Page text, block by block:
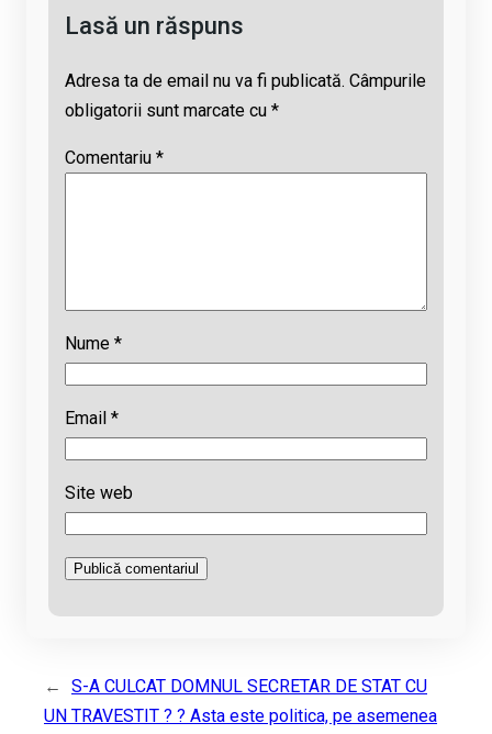
Lasă un răspuns
Adresa ta de email nu va fi publicată. Câmpurile
obligatorii sunt marcate cu *
Comentariu *
Nume *
Email *
Site web
←
S-A CULCAT DOMNUL SECRETAR DE STAT CU
UN TRAVESTIT ? ? Asta este politica, pe asemenea